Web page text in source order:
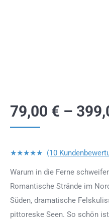
79,00 € –
★★★★★ (10
Warum in die Ferne
Romantische Strände im
Süden, dramatische
pittoreske Seen. So schön